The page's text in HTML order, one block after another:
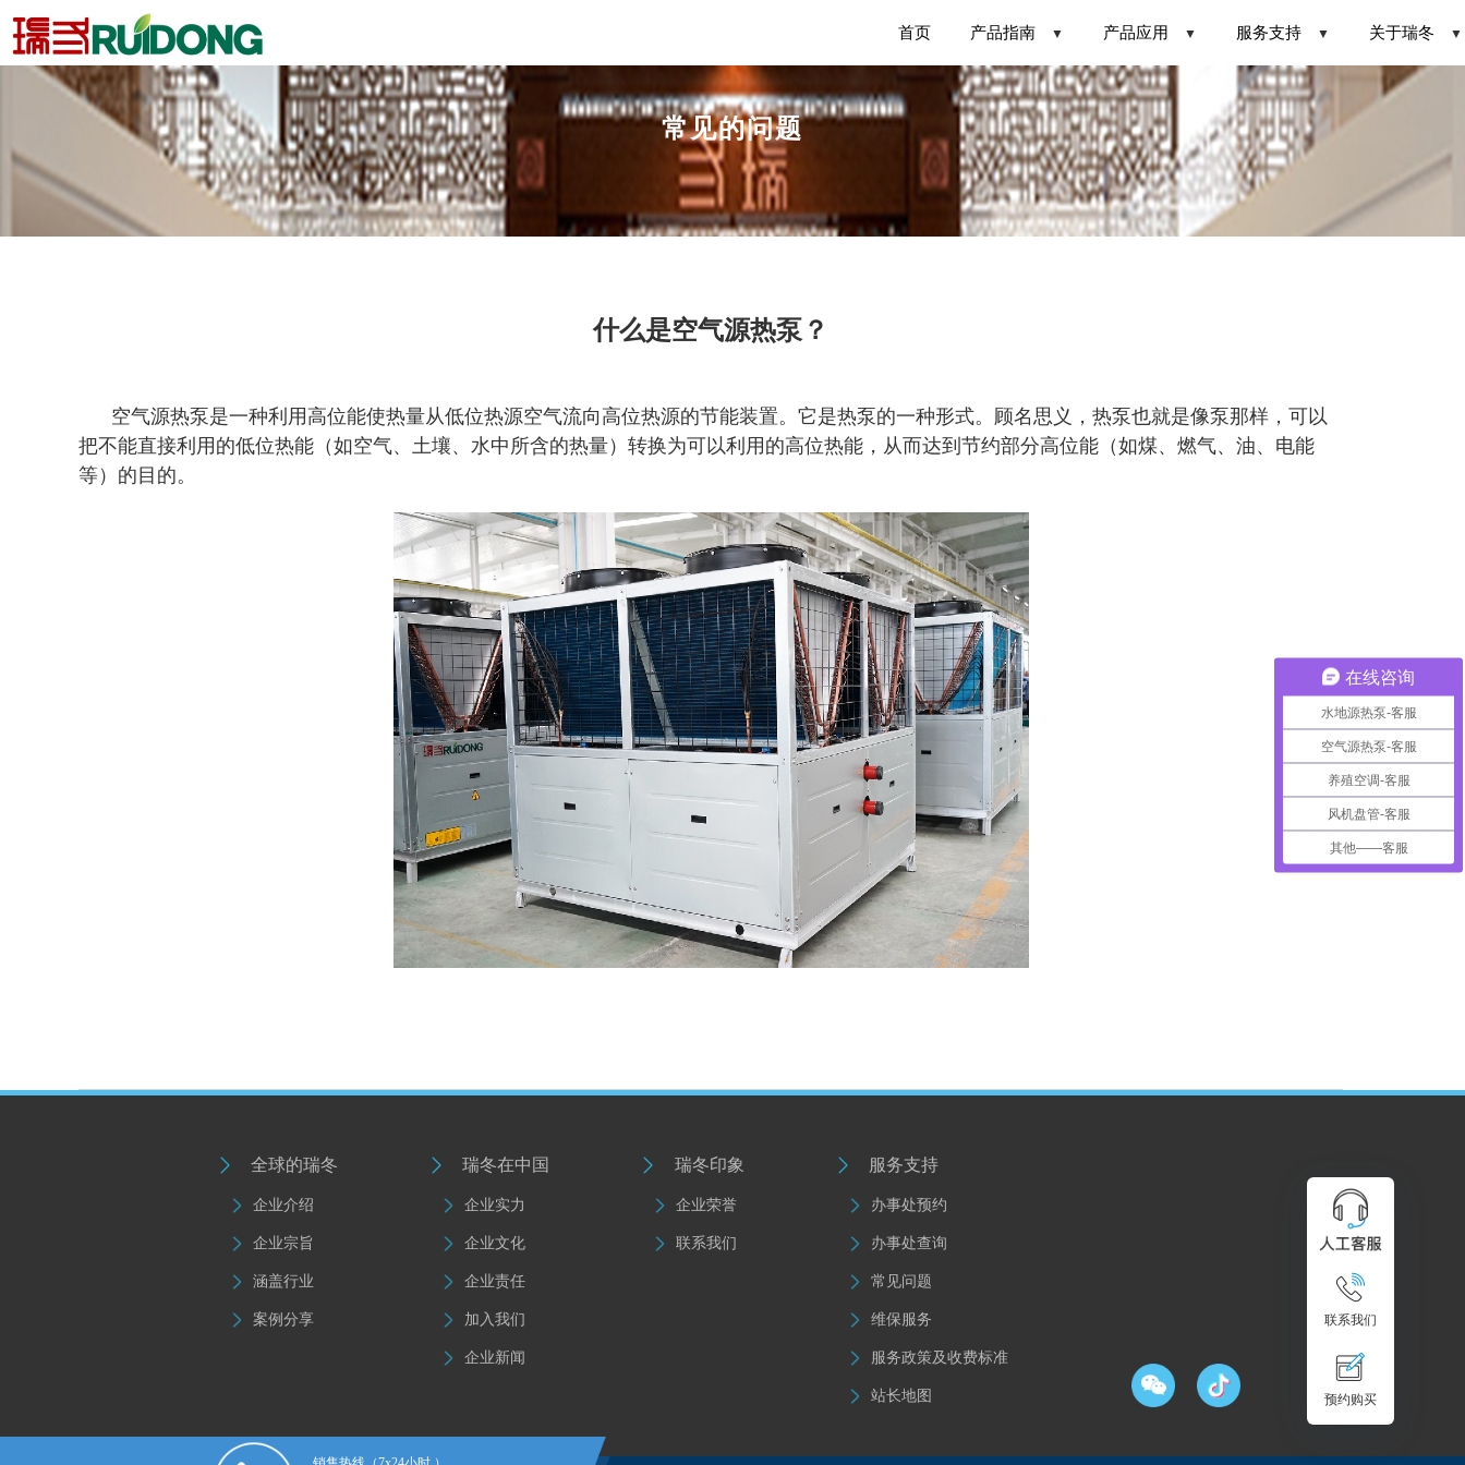
首页 产品指南 ▼ 产品应用 ▼ 服务支持 ▼ 关于瑞冬 ▼
常见的问题
什么是空气源热泵？
空气源热泵是一种利用高位能使热量从低位热源空气流向高位热源的节能装置。它是热泵的一种形式。顾名思义，热泵也就是像泵那样，可以
把不能直接利用的低位热能（如空气、土壤、水中所含的热量）转换为可以利用的高位热能，从而达到节约部分高位能（如煤、燃气、油、电能
等）的目的。
联系我们
预约购买
全球的瑞冬
企业介绍
企业宗旨
涵盖行业
案例分享
瑞冬在中国
企业实力
企业文化
企业责任
加入我们
企业新闻
瑞冬印象
企业荣誉
联系我们
服务支持
办事处预约
办事处查询
常见问题
维保服务
服务政策及收费标准
站长地图
在线咨询
水地源热泵-客服
空气源热泵-客服
养殖空调-客服
风机盘管-客服
其他——客服